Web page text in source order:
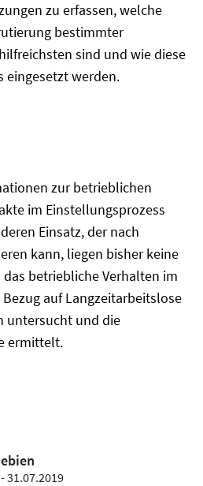
zu erfassen, welche
bestimmter
sind und wie diese
eingesetzt werden.
zur betrieblichen
im Einstellungsprozess
Einsatz, der nach
kann, liegen bisher keine
das betriebliche Verhalten im
auf Langzeitarbeitslose
untersucht und die
ermittelt.
31.07.2019